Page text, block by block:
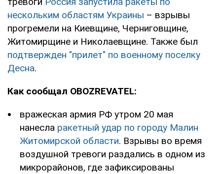
нескольким областям Украины – взрывы
прогремели на Киевщине, Черниговщине,
Житомирщине и Николаевщине. Также был
подтвержден "прилет" по военному поселку
Десна.
Как сообщал OBOZREVATEL:
вражеская армия РФ утром 20 мая
нанесла ракетный удар по городу Малин
Житомирской области. Взрывы во время
воздушной тревоги раздались в одном из
микрорайонов, где зафиксированы